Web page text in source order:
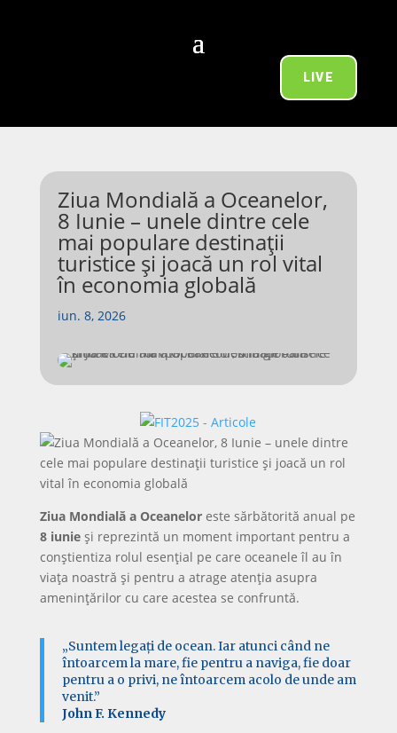
LIVE
Ziua Mondială a Oceanelor,
8 Iunie – unele dintre cele
mai populare destinații
turistice și joacă un rol vital
în economia globală
iun. 8, 2026
Ziua Mondială a Oceaneloreste sărbătorită anual pe
8 iunieși reprezintă un moment important pentru a
conștientiza rolul esențial pe care oceanele îl au în
viața noastră și pentru a atrage atenția asupra
amenințărilor cu care acestea se confruntă.
„Suntem legați de ocean. Iar atunci când ne
întoarcem la mare, fie pentru a naviga, fie doar
pentru a o privi, ne întoarcem acolo de unde am
venit.”
John F. Kennedy